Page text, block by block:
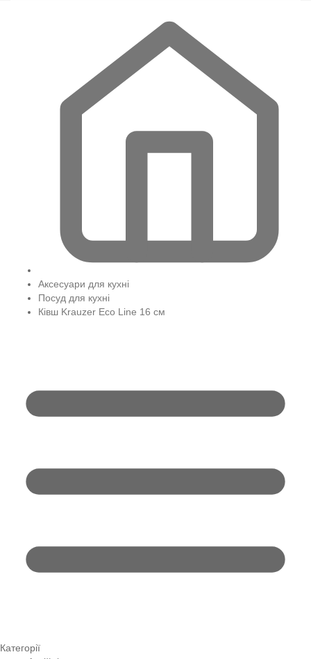
Аксесуари для кухні
Посуд для кухні
Ківш Krauzer Eco Line 16 см
Категорії